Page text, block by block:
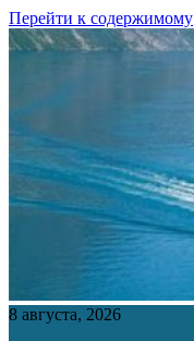
Перейти к содержимому
8 августа, 2026